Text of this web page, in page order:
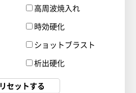
高周波焼入れ
時効硬化
ショットブラスト
析出硬化
リセットする